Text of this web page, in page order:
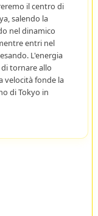
il centro di
salendo la
nel dinamico
entri nel
L'energia
tornare allo
velocità fonde la
di Tokyo in